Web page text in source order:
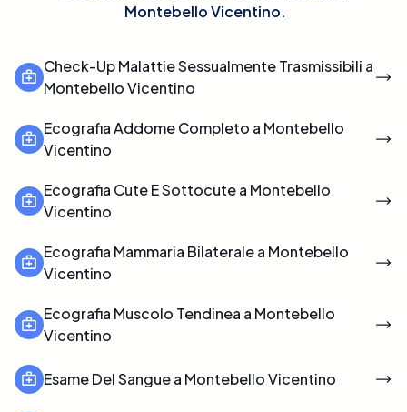
Montebello Vicentino.
Check-Up Malattie Sessualmente Trasmissibili a
Montebello Vicentino
Ecografia Addome Completo a Montebello
Vicentino
Ecografia Cute E Sottocute a Montebello
Vicentino
Ecografia Mammaria Bilaterale a Montebello
Vicentino
Ecografia Muscolo Tendinea a Montebello
Vicentino
Esame Del Sangue a Montebello Vicentino